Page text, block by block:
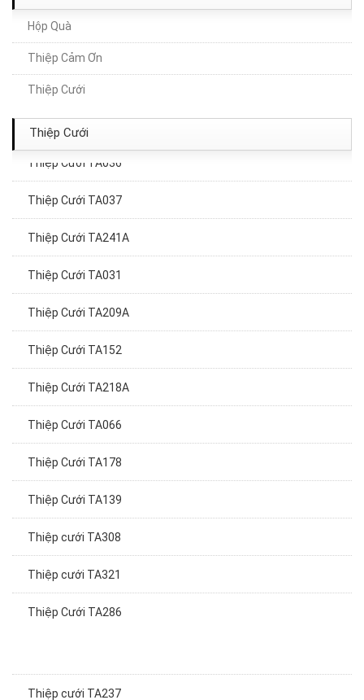
Hộp Quà
Thiệp Cảm Ơn
Thiệp Cưới
Thiệp Cưới
Thiệp cưới TA237
Thiệp Cưới TA151
Thiệp Cưới TA037
Thiệp Cưới TA241A
Thiệp Cưới TA031
Thiệp Cưới TA209A
Thiệp Cưới TA152
Thiệp Cưới TA218A
Thiệp Cưới TA066
Thiệp Cưới TA178
Thiệp Cưới TA139
Thiệp cưới TA308
Thiệp cưới TA321
Thiệp Cưới TA286
Thiệp cưới TA237